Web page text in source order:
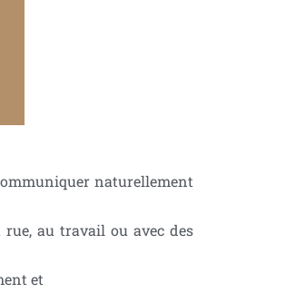
naturellement
au travail ou avec des
et